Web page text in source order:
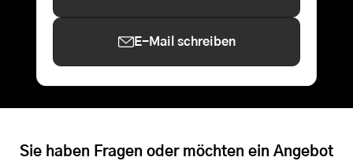
E-Mail schreiben
Sie haben Fragen oder möchten ein Angebot